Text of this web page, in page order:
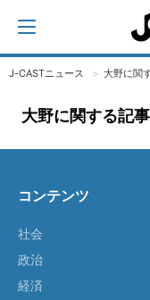
J-CASTニュース 大野に関
大野に関する記
コンテンツ
社会
政治
経済